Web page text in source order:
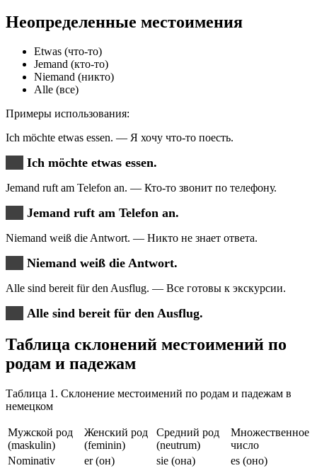
Неопределенные местоимения
Etwas (что-то)
Jemand (кто-то)
Niemand (никто)
Alle (все)
Примеры использования:
Ich möchte etwas essen. — Я хочу что-то поесть.
Ich möchte etwas essen.
Jemand ruft am Telefon an. — Кто-то звонит по телефону.
Jemand ruft am Telefon an.
Niemand weiß die Antwort. — Никто не знает ответа.
Niemand weiß die Antwort.
Alle sind bereit für den Ausflug. — Все готовы к экскурсии.
Alle sind bereit für den Ausflug.
Таблица склонений местоимений по
родам и падежам
Таблица 1. Склонение местоимений по родам и падежам в
немецком
Мужской род
(maskulin)
Женский род
(feminin)
Средний род
(neutrum)
Множественное
число
Nominativ
er (он) sie (она)
es (оно)